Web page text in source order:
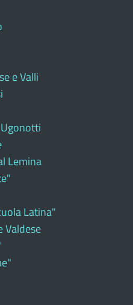
e Valli
Lemina
Latina"
Valdese